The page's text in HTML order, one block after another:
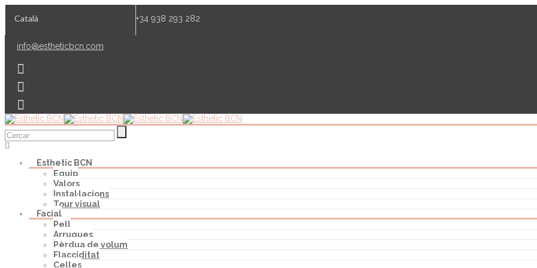
Català +34 938 293 282
info@estheticbcn.com
Esthetic BCN
Equip
Valors
Instal·lacions
Tour visual
Facial
Pell
Arrugues
Pèrdua de volum
Flacciditat
Celles